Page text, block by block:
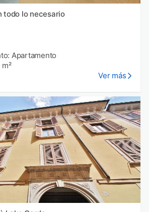
todo lo necesario
Apartamento
Ver más